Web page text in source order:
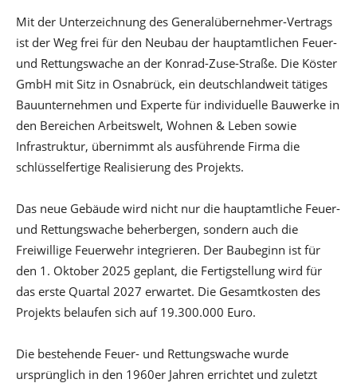
Mit der Unterzeichnung des Generalübernehmer-Vertrags
ist der Weg frei für den Neubau der hauptamtlichen Feuer-
und Rettungswache an der Konrad-Zuse-Straße. Die Köster
GmbH mit Sitz in Osnabrück, ein deutschlandweit tätiges
Bauunternehmen und Experte für individuelle Bauwerke in
den Bereichen Arbeitswelt, Wohnen & Leben sowie
Infrastruktur, übernimmt als ausführende Firma die
schlüsselfertige Realisierung des Projekts.
Das neue Gebäude wird nicht nur die hauptamtliche Feuer-
und Rettungswache beherbergen, sondern auch die
Freiwillige Feuerwehr integrieren. Der Baubeginn ist für
den 1. Oktober 2025 geplant, die Fertigstellung wird für
das erste Quartal 2027 erwartet. Die Gesamtkosten des
Projekts belaufen sich auf 19.300.000 Euro.
Die bestehende Feuer- und Rettungswache wurde
ursprünglich in den 1960er Jahren errichtet und zuletzt